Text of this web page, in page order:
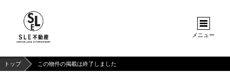
メニュー
トップ この物件の掲載は終了しました